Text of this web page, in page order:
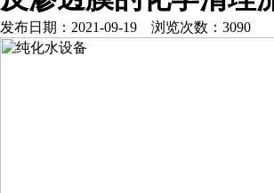
发布日期：2021-09-19 浏览次数：3090